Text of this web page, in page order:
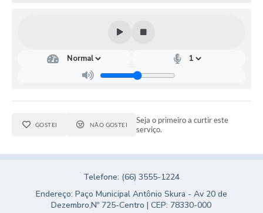
GOSTEI NÃO GOSTEI
Seja o primeiro a curtir este
serviço.
Telefone: (66) 3555-1224
Endereço: Paço Municipal Antônio Skura - Av 20 de
Dezembro,Nº 725-Centro | CEP: 78330-000